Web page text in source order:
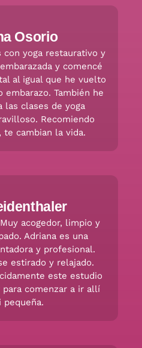
Osorio
con yoga restaurativo y
y comencé
al igual que he vuelto
embarazo. También he
las clases de yoga
Recomiendo
te cambian la vida.
Muy acogedor, limpio y
Adriana es una
y profesional.
estirado y relajado.
este estudio
comenzar a ir allí
pequeña.